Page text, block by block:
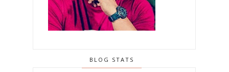
BLOG STATS